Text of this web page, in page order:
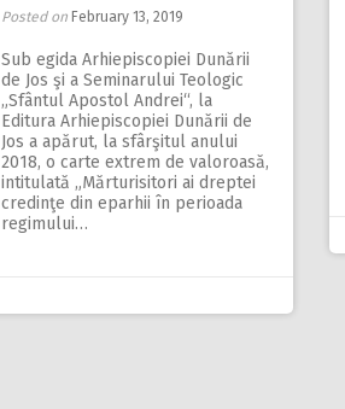
Posted on February 13, 2019
Sub egida Arhiepiscopiei Dunării
de Jos şi a Seminarului Teologic
„Sfântul Apostol Andrei“, la
Editura Arhiepiscopiei Dunării de
Jos a apărut, la sfârşitul anului
2018, o carte extrem de valoroasă,
intitulată „Mărturisitori ai dreptei
credinţe din eparhii în perioada
regimului…